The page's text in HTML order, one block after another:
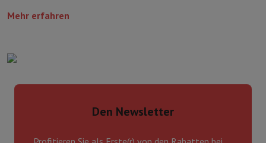
Mehr erfahren
Den Newsletter